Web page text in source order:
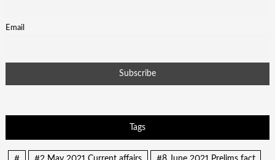
Email
Tags